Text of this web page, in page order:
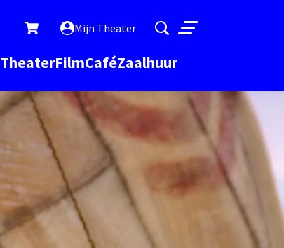
Mijn Theater
TheaterFilmCaféZaalhuur
Menu